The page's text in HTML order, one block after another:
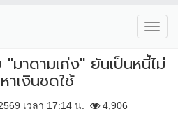
มาดามเก่ง" ยันเป็นหนี้ไม่
าเงินชดใช้
เวลา 17:14 น. 4,906